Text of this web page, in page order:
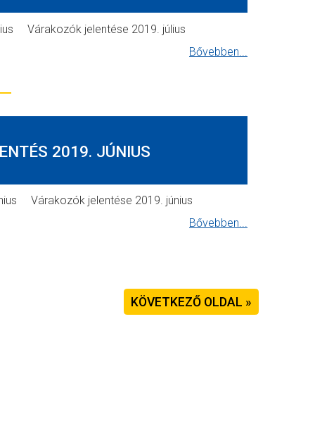
Várakozók jelentése 2019. július
Bővebben...
2019. JÚNIUS
Várakozók jelentése 2019. június
Bővebben...
KÖVETKEZŐ OLDAL »